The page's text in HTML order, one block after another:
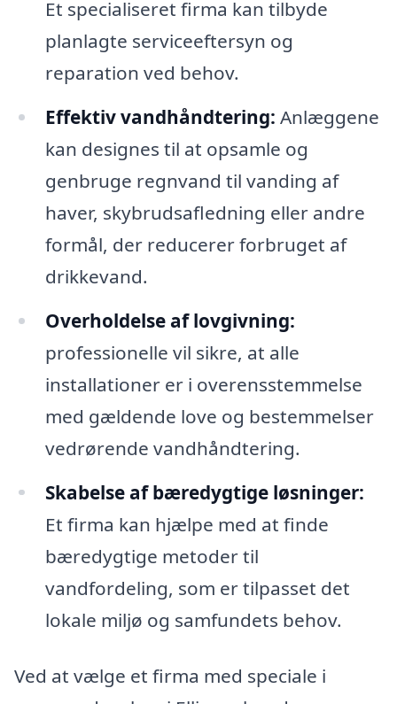
Et specialiseret firma kan tilbyde
planlagte serviceeftersyn og
reparation ved behov.
Effektiv vandhåndtering: Anlæggene
kan designes til at opsamle og
genbruge regnvand til vanding af
haver, skybrudsafledning eller andre
formål, der reducerer forbruget af
drikkevand.
Overholdelse af lovgivning:
professionelle vil sikre, at alle
installationer er i overensstemmelse
med gældende love og bestemmelser
vedrørende vandhåndtering.
Skabelse af bæredygtige løsninger:
Et firma kan hjælpe med at finde
bæredygtige metoder til
vandfordeling, som er tilpasset det
lokale miljø og samfundets behov.
Ved at vælge et firma med speciale i